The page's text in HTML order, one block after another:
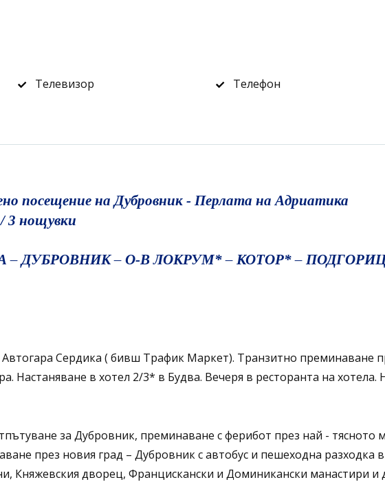
Телевизор Телефон
посещение на Дубровник - Перлата на Адриатика
3 нощувки
– ДУБРОВНИК – О-В ЛОКРУМ* – КОТОР* –
Сердика ( бивш Трафик Маркет). Транзитно преминаване
Настаняване в хотел 2/3* в Будва. Вечеря в ресторанта на хотела.
за Дубровник, преминаване с ферибот през най - тясното
през новия град – Дубровник с автобус и пешеходна разходка
Княжевския дворец, Францискански и Доминикански манастири